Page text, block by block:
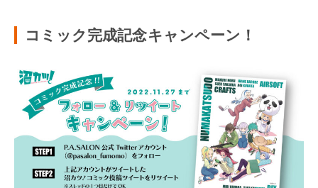
コミック完成記念キャンペーン！